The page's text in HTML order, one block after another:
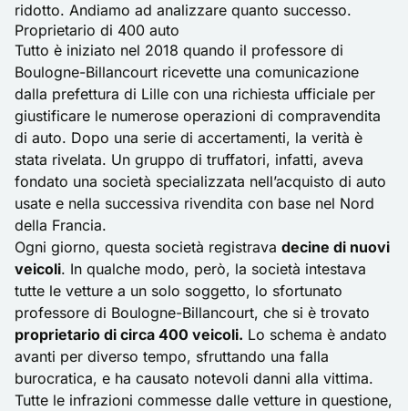
ridotto. Andiamo ad analizzare quanto successo.
Proprietario di 400 auto
Tutto è iniziato nel 2018 quando il professore di
Boulogne-Billancourt ricevette una comunicazione
dalla prefettura di Lille con una richiesta ufficiale per
giustificare le numerose operazioni di compravendita
di auto. Dopo una serie di accertamenti, la verità è
stata rivelata. Un gruppo di truffatori, infatti, aveva
fondato una società specializzata nell’acquisto di auto
usate e nella successiva rivendita con base nel Nord
della Francia.
Ogni giorno, questa società registrava decine di nuovi
veicoli. In qualche modo, però, la società intestava
tutte le vetture a un solo soggetto, lo sfortunato
professore di Boulogne-Billancourt, che si è trovato
proprietario di circa 400 veicoli. Lo schema è andato
avanti per diverso tempo, sfruttando una falla
burocratica, e ha causato notevoli danni alla vittima.
Tutte le infrazioni commesse dalle vetture in questione,